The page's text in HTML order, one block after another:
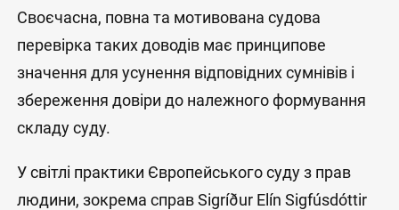
Своєчасна, повна та мотивована судова
перевірка таких доводів має принципове
значення для усунення відповідних сумнівів і
збереження довіри до належного формування
складу суду.
У світлі практики Європейського суду з прав
людини, зокрема справ Sigríður Elín Sigfúsdóttir